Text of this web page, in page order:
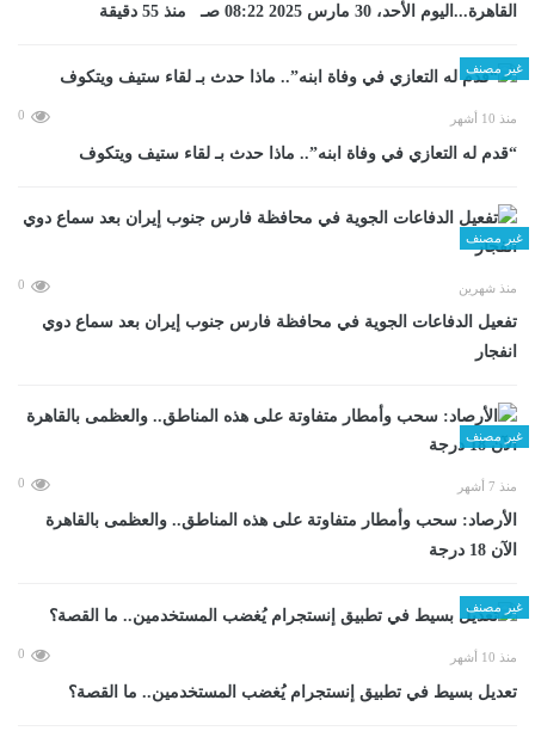
القاهرة...اليوم الأحد، 30 مارس 2025 08:22 صـ منذ 55 دقيقة
غير مصنف
منذ 10 أشهر 0
“قدم له التعازي في وفاة ابنه”.. ماذا حدث بـ لقاء ستيف ويتكوف
غير مصنف
منذ شهرين 0
تفعيل الدفاعات الجوية في محافظة فارس جنوب إيران بعد سماع دوي
انفجار
غير مصنف
منذ 7 أشهر 0
الأرصاد: سحب وأمطار متفاوتة على هذه المناطق.. والعظمى بالقاهرة
الآن 18 درجة
غير مصنف
منذ 10 أشهر 0
تعديل بسيط في تطبيق إنستجرام يُغضب المستخدمين.. ما القصة؟